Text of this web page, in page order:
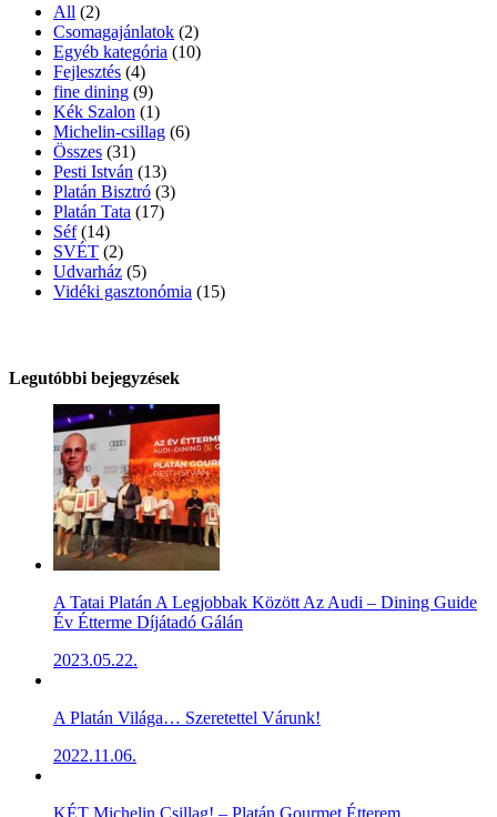
All (2)
Csomagajánlatok (2)
Egyéb kategória (10)
Fejlesztés (4)
fine dining (9)
Kék Szalon (1)
Michelin-csillag (6)
Összes (31)
Pesti István (13)
Platán Bisztró (3)
Platán Tata (17)
Séf(14)
SVÉT (2)
Udvarház (5)
Vidéki gasztonómia (15)
Legutóbbi bejegyzések
A Tatai Platán A Legjobbak Között Az Audi – Dining Guide
Év Étterme Díjátadó Gálán
2023.05.22.
A Platán Világa… Szeretettel Várunk!
2022.11.06.